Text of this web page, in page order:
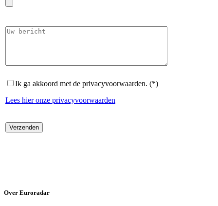
Ik ga akkoord met de privacyvoorwaarden. (*)
Lees hier onze privacyvoorwaarden
Over Euroradar